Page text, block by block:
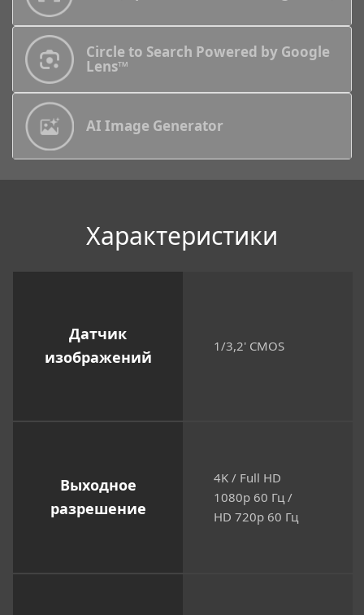
Circle to Search Powered by Google
Lens™
AI Image Generator
Xарактеристики
Датчик
изображений
1/3,2' CMOS
Выходное
разрешение
4K / Full HD
1080p 60 Гц /
HD 720p 60 Гц